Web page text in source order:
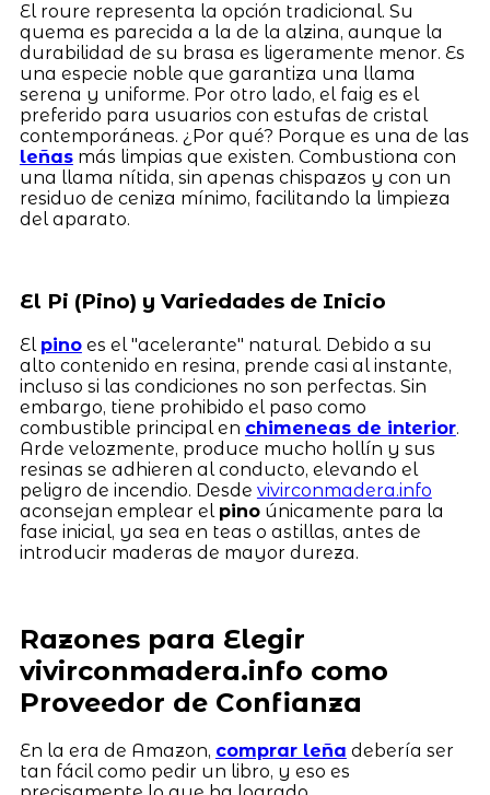
El roure representa la opción tradicional. Su
quema es parecida a la de la alzina, aunque la
durabilidad de su brasa es ligeramente menor. Es
una especie noble que garantiza una llama
serena y uniforme. Por otro lado, el faig es el
preferido para usuarios con estufas de cristal
contemporáneas. ¿Por qué? Porque es una de las
leñasmás limpias que existen. Combustiona con
una llama nítida, sin apenas chispazos y con un
residuo de ceniza mínimo, facilitando la limpieza
del aparato.
El Pi (Pino) y Variedades de Inicio
El pinoes el "acelerante" natural. Debido a su
alto contenido en resina, prende casi al instante,
incluso si las condiciones no son perfectas. Sin
embargo, tiene prohibido el paso como
combustible principal en chimeneas de interior.
Arde velozmente, produce mucho hollín y sus
resinas se adhieren al conducto, elevando el
peligro de incendio. Desde vivirconmadera.info
aconsejan emplear el pinoúnicamente para la
fase inicial, ya sea en teas o astillas, antes de
introducir maderas de mayor dureza.
Razones para Elegir
vivirconmadera.info como
Proveedor de Confianza
En la era de Amazon, comprar leña debería ser
tan fácil como pedir un libro, y eso es